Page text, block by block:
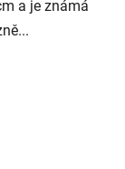
a je známá